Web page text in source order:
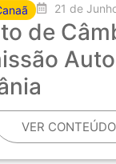
21 de
de
VER CONTEÚDO